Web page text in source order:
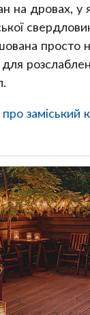
на дровах, у
просто
заміський